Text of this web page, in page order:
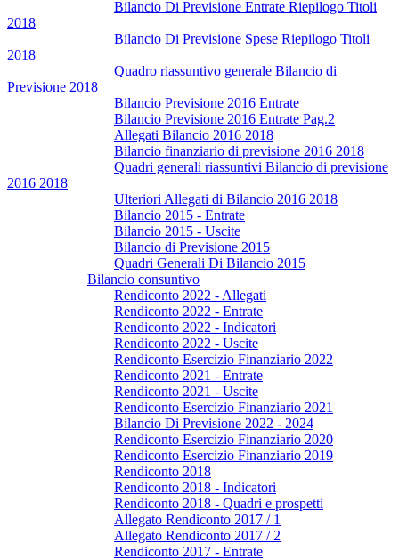
Bilancio Di Previsione Entrate Riepilogo Titoli
2018
Bilancio Di Previsione Spese Riepilogo Titoli
2018
Quadro riassuntivo generale Bilancio di
Previsione 2018
Bilancio Previsione 2016 Entrate
Bilancio Previsione 2016 Entrate Pag.2
Allegati Bilancio 2016 2018
Bilancio finanziario di previsione 2016 2018
Quadri generali riassuntivi Bilancio di previsione
2016 2018
Ulteriori Allegati di Bilancio 2016 2018
Bilancio 2015 - Entrate
Bilancio 2015 - Uscite
Bilancio di Previsione 2015
Quadri Generali Di Bilancio 2015
Bilancio consuntivo
Rendiconto 2022 - Allegati
Rendiconto 2022 - Entrate
Rendiconto 2022 - Indicatori
Rendiconto 2022 - Uscite
Rendiconto Esercizio Finanziario 2022
Rendiconto 2021 - Entrate
Rendiconto 2021 - Uscite
Rendiconto Esercizio Finanziario 2021
Bilancio Di Previsione 2022 - 2024
Rendiconto Esercizio Finanziario 2020
Rendiconto Esercizio Finanziario 2019
Rendiconto 2018
Rendiconto 2018 - Indicatori
Rendiconto 2018 - Quadri e prospetti
Allegato Rendiconto 2017 / 1
Allegato Rendiconto 2017 / 2
Rendiconto 2017 - Entrate